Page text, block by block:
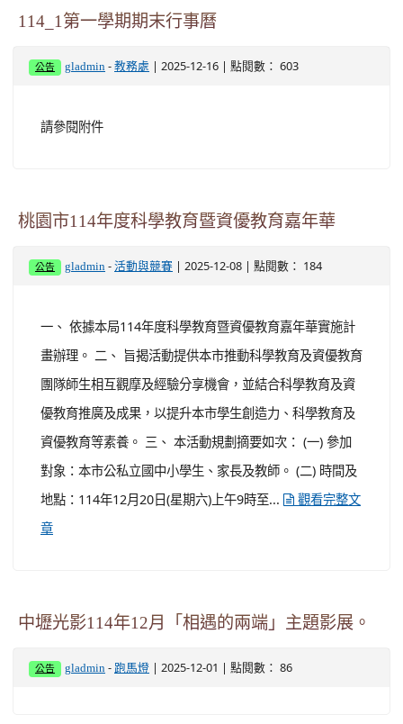
114_1第一學期期末行事曆
公告 gladmin -教務處 | 2025-12-16 | 點閱數： 603
請參閱附件
桃園市114年度科學教育暨資優教育嘉年華
公告 gladmin -活動與競賽 | 2025-12-08 | 點閱數： 184
一、 依據本局114年度科學教育暨資優教育嘉年華實施計
畫辦理。 二、 旨揭活動提供本市推動科學教育及資優教育
團隊師生相互觀摩及經驗分享機會，並結合科學教育及資
優教育推廣及成果，以提升本市學生創造力、科學教育及
資優教育等素養。 三、 本活動規劃摘要如次： (一) 參加
對象：本市公私立國中小學生、家長及教師。 (二) 時間及
地點：114年12月20日(星期六)上午9時至...
觀看完整文
章
中壢光影114年12月「相遇的兩端」主題影展。
公告 gladmin - 跑馬燈 | 2025-12-01 | 點閱數： 86